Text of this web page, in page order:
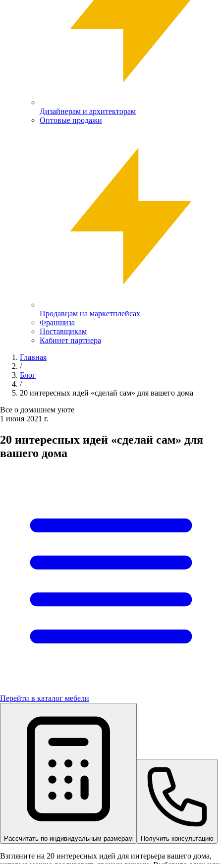
Дизайнерам и архитекторам
Оптовые продажи
Продавцам на маркетплейсах
Франшиза
Поставщикам
Кабинет партнера
Главная
/
Блог
/
20 интересных идей «сделай сам» для вашего дома
Все о домашнем уюте
1 июня 2021 г.
20 интересных идей «сделай сам» для
вашего дома
Перейти в каталог мебели
Рассчитать по индивидуальным размерам Получить консультацию
Взгляните на 20 интересных идей для интерьера вашего дома,